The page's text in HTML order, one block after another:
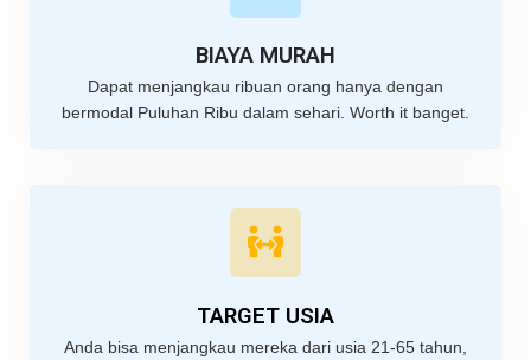
BIAYA MURAH
Dapat menjangkau ribuan orang hanya dengan
bermodal Puluhan Ribu dalam sehari. Worth it banget.
TARGET USIA
Anda bisa menjangkau mereka dari usia 21-65 tahun,